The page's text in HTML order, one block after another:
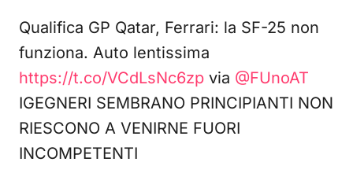
Qualifica GP Qatar, Ferrari: la SF-25 non
funziona. Auto lentissima
https://t.co/VCdLsNc6zp via @FUnoAT
IGEGNERI SEMBRANO PRINCIPIANTI NON
RIESCONO A VENIRNE FUORI
INCOMPETENTI